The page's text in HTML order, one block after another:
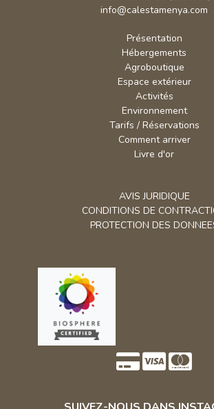
Présentation
Agroboutique
Espace extérieur
Activités
Environnement
Tarifs / Réservations
Comment arriver
Livre d'or
PROTECTION DES DONNEES